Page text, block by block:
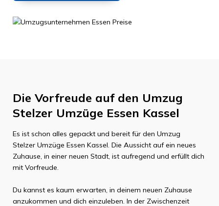
Die Vorfreude auf den Umzug
Stelzer Umzüge Essen Kassel
Es ist schon alles gepackt und bereit für den Umzug
Stelzer Umzüge Essen Kassel. Die Aussicht auf ein neues
Zuhause, in einer neuen Stadt, ist aufregend und erfüllt dich
mit Vorfreude.
Du kannst es kaum erwarten, in deinem neuen Zuhause
anzukommen und dich einzuleben. In der Zwischenzeit